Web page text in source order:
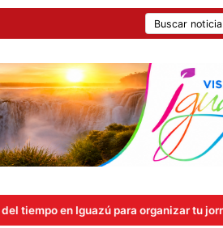
para organizar tu jornada